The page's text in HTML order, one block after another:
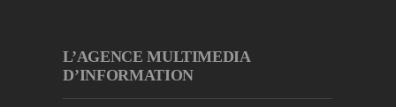
L’AGENCE MULTIMEDIA
D’INFORMATION